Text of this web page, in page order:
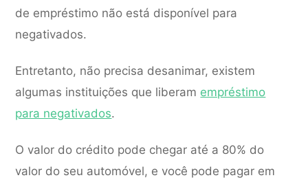
de empréstimo não está disponível para
negativados.
Entretanto, não precisa desanimar, existem
algumas instituições que liberam empréstimo
para negativados.
O valor do crédito pode chegar até a 80% do
valor do seu automóvel, e você pode pagar em